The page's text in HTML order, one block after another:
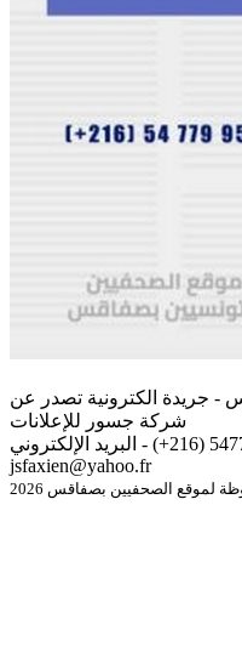
- جريدة الكترونية تصدر عن
شركة جسور للإعلانات
للإتصال أو نشر الردود الهاتف 54779966 (216+) - البريد الإلكتروني
jsfaxien@yahoo.fr
لموقع الصحفيين بصفاقس 2026